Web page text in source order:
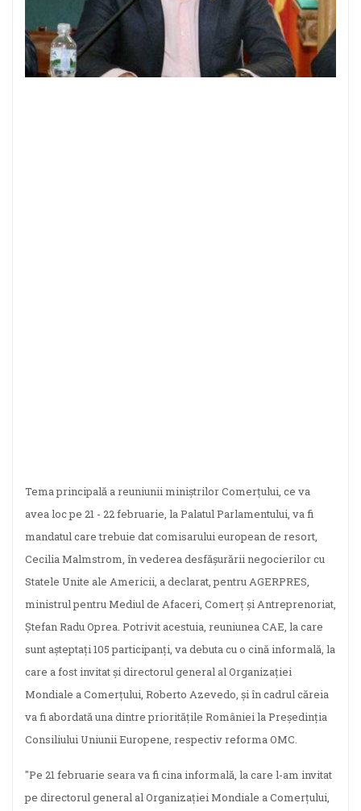
Tema principală a reuniunii miniştrilor Comerţului, ce va
avea loc pe 21 - 22 februarie, la Palatul Parlamentului, va fi
mandatul care trebuie dat comisarului european de resort,
Cecilia Malmstrom, în vederea desfăşurării negocierilor cu
Statele Unite ale Americii, a declarat, pentru AGERPRES,
ministrul pentru Mediul de Afaceri, Comerţ şi Antreprenoriat,
Ştefan Radu Oprea. Potrivit acestuia, reuniunea CAE, la care
sunt aşteptaţi 105 participanţi, va debuta cu o cină informală, la
care a fost invitat şi directorul general al Organizaţiei
Mondiale a Comerţului, Roberto Azevedo, şi în cadrul căreia
va fi abordată una dintre priorităţile României la Preşedinţia
Consiliului Uniunii Europene, respectiv reforma OMC.
"Pe 21 februarie seara va fi cina informală, la care l-am invitat
pe directorul general al Organizaţiei Mondiale a Comerţului,